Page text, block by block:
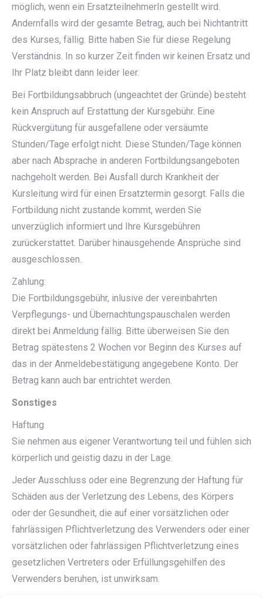
möglich, wenn ein ErsatzteilnehmerIn gestellt wird.
Andernfalls wird der gesamte Betrag, auch bei Nichtantritt
des Kurses, fällig. Bitte haben Sie für diese Regelung
Verständnis. In so kurzer Zeit finden wir keinen Ersatz und
Ihr Platz bleibt dann leider leer.
Bei Fortbildungsabbruch (ungeachtet der Gründe) besteht
kein Anspruch auf Erstattung der Kursgebühr. Eine
Rückvergütung für ausgefallene oder versäumte
Stunden/Tage erfolgt nicht. Diese Stunden/Tage können
aber nach Absprache in anderen Fortbildungsangeboten
nachgeholt werden. Bei Ausfall durch Krankheit der
Kursleitung wird für einen Ersatztermin gesorgt. Falls die
Fortbildung nicht zustande kommt, werden Sie
unverzüglich informiert und Ihre Kursgebühren
zurückerstattet. Darüber hinausgehende Ansprüche sind
ausgeschlossen.
Zahlung:
Die Fortbildungsgebühr, inlusive der vereinbahrten
Verpflegungs- und Übernachtungspauschalen werden
direkt bei Anmeldung fällig. Bitte überweisen Sie den
Betrag spätestens 2 Wochen vor Beginn des Kurses auf
das in der Anmeldebestätigung angegebene Konto. Der
Betrag kann auch bar entrichtet werden.
Sonstiges
Haftung
Sie nehmen aus eigener Verantwortung teil und fühlen sich
körperlich und geistig dazu in der Lage.
Jeder Ausschluss oder eine Begrenzung der Haftung für
Schäden aus der Verletzung des Lebens, des Körpers
oder der Gesundheit, die auf einer vorsätzlichen oder
fahrlässigen Pflichtverletzung des Verwenders oder einer
vorsätzlichen oder fahrlässigen Pflichtverletzung eines
gesetzlichen Vertreters oder Erfüllungsgehilfen des
Verwenders beruhen, ist unwirksam.